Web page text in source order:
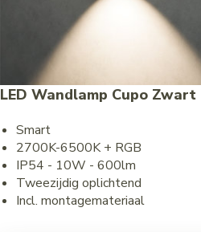
LED Wandlamp Cupo Zwart
Smart
2700K-6500K + RGB
IP54 - 10W - 600lm
Tweezijdig oplichtend
Incl. montagemateriaal